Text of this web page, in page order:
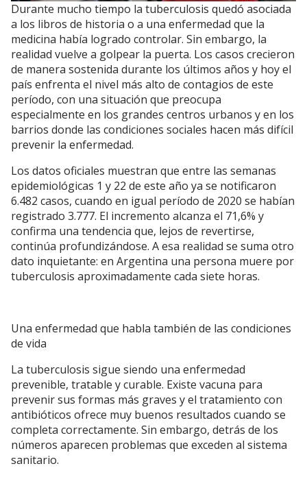
Durante mucho tiempo la tuberculosis quedó asociada
a los libros de historia o a una enfermedad que la
medicina había logrado controlar. Sin embargo, la
realidad vuelve a golpear la puerta. Los casos crecieron
de manera sostenida durante los últimos años y hoy el
país enfrenta el nivel más alto de contagios de este
período, con una situación que preocupa
especialmente en los grandes centros urbanos y en los
barrios donde las condiciones sociales hacen más difícil
prevenir la enfermedad.
Los datos oficiales muestran que entre las semanas
epidemiológicas 1 y 22 de este año ya se notificaron
6.482 casos, cuando en igual período de 2020 se habían
registrado 3.777. El incremento alcanza el 71,6% y
confirma una tendencia que, lejos de revertirse,
continúa profundizándose. A esa realidad se suma otro
dato inquietante: en Argentina una persona muere por
tuberculosis aproximadamente cada siete horas.
Una enfermedad que habla también de las condiciones
de vida
La tuberculosis sigue siendo una enfermedad
prevenible, tratable y curable. Existe vacuna para
prevenir sus formas más graves y el tratamiento con
antibióticos ofrece muy buenos resultados cuando se
completa correctamente. Sin embargo, detrás de los
números aparecen problemas que exceden al sistema
sanitario.